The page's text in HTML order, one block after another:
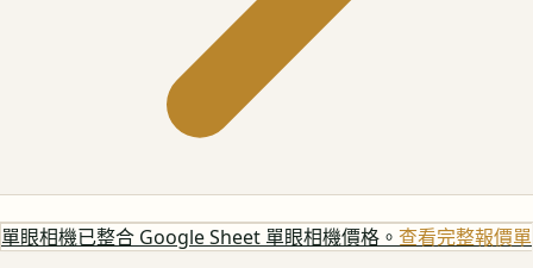
單眼相機已整合 Google Sheet 單眼相機價格。 查看完整報價單